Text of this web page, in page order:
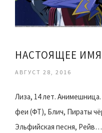
НАСТОЯЩЕЕ
АВГУСТ 28, 2016
Лиза, 14 лет.
феи (ФТ), Блич, Пираты
Эльфийская песня, Рейв…